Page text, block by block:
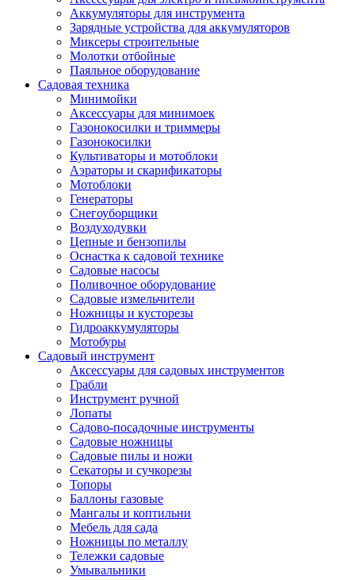
Автомобильный инструмент
Автохимия
Аккумуляторы, зарядные устройства,
Домкраты
Компрессоры и манометры
Разветвители и адаптеры прикуривателя
Термохолодильники
Шумоизоляция
Щетки стеклоочистителей
Прочие аксессуары для автомобилей
Велосипеды и самокаты
Электротранспорт
Радиоуправляемые модели
Аксессуары для велосипедов
аксессуары для радиоуправляемых моделей
Расходные материалы
Бумага разная
Бумага для офисной техники
Бумага для профессиональной печати
Фотобумага
Наклейки
Термобумага
Бумага для факса
Пленка для печати
Пленка для ламинирования
Материалы для заправки
Чернила и заправки
Фотобарабаны
Оригинальные расходные материалы
Для лазерных устройств печати
Матричные картриджи
Опции
Струйные картриджи
Термопленки
Картриджи лазерные, тонер-картриджи
Лазерные оригинальные
Аккумуляторы для инструмента
Зарядные устройства для аккумуляторов
Миксеры строительные
Молотки отбойные
Паяльное оборудование
Садовая техника
Минимойки
Аксессуары для минимоек
Газонокосилки и триммеры
Газонокосилки
Культиваторы и мотоблоки
Аэраторы и скарификаторы
Мотоблоки
Генераторы
Снегоуборщики
Воздуходувки
Цепные и бензопилы
Оснастка к садовой технике
Садовые насосы
Поливочное оборудование
Садовые измельчители
Ножницы и кусторезы
Гидроаккумуляторы
Мотобуры
Садовый инструмент
Аксессуары для садовых инструментов
Грабли
Инструмент ручной
Лопаты
Садово-посадочные инструменты
Садовые ножницы
Садовые пилы и ножи
Секаторы и сучкорезы
Топоры
Баллоны газовые
Мангалы и коптильни
Мебель для сада
Ножницы по металлу
Тележки садовые
Умывальники